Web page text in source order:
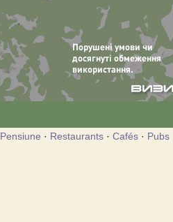
Pensiune · Restaurants· Cafés· Pubs